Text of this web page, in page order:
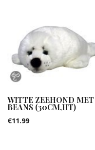
WITTE ZEEHOND MET
BEANS (30CM,HT)
€11.99